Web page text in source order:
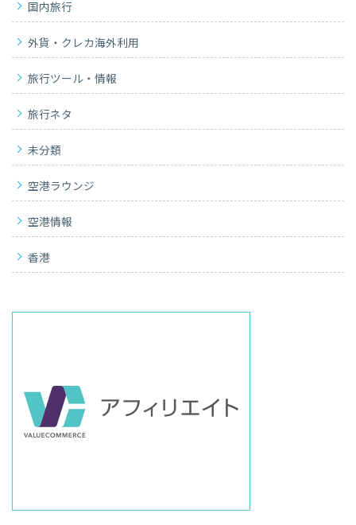
国内旅行
外貨・クレカ海外利用
旅行ツール・情報
旅行ネタ
未分類
空港ラウンジ
空港情報
香港